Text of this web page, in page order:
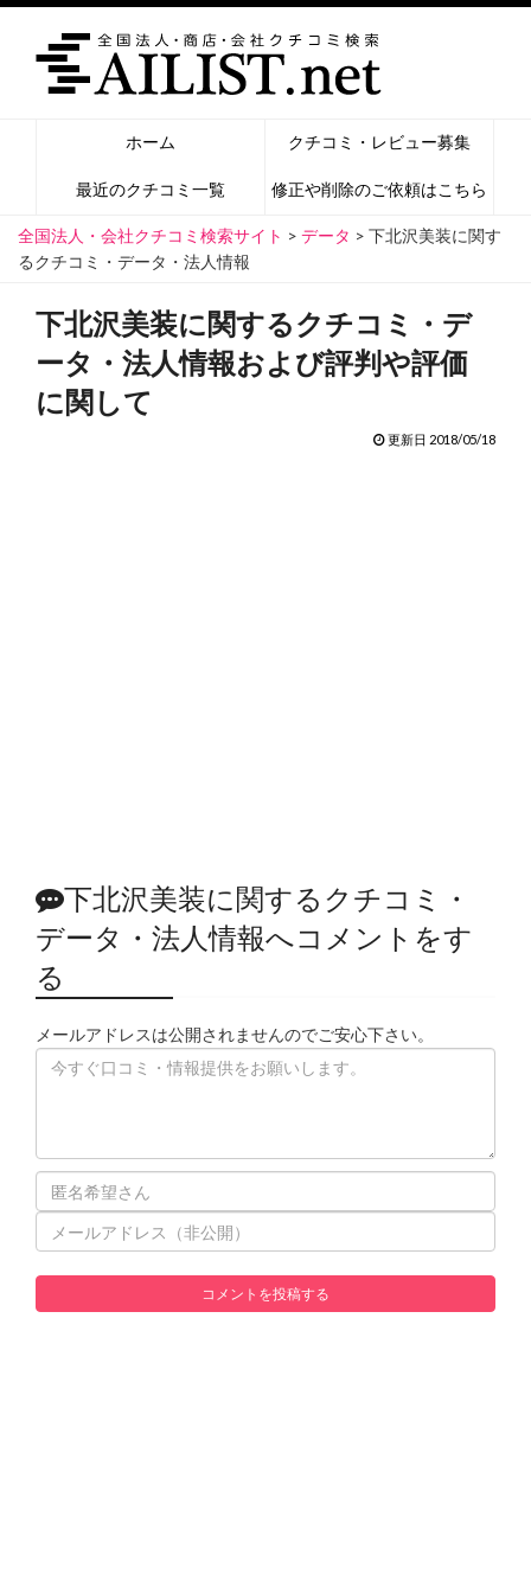
ホーム クチコミ・レビュー募集
最近のクチコミ一覧 修正や削除のご依頼はこちら
全国法人・会社クチコミ検索サイト > データ > 下北沢美装に関す
るクチコミ・データ・法人情報
下北沢美装に関するクチコミ・デ
ータ・法人情報および評判や評価
に関して
更新日 2018/05/18
下北沢美装に関するクチコミ・
データ・法人情報へコメントをす
る
メールアドレスは公開されませんのでご安心下さい。